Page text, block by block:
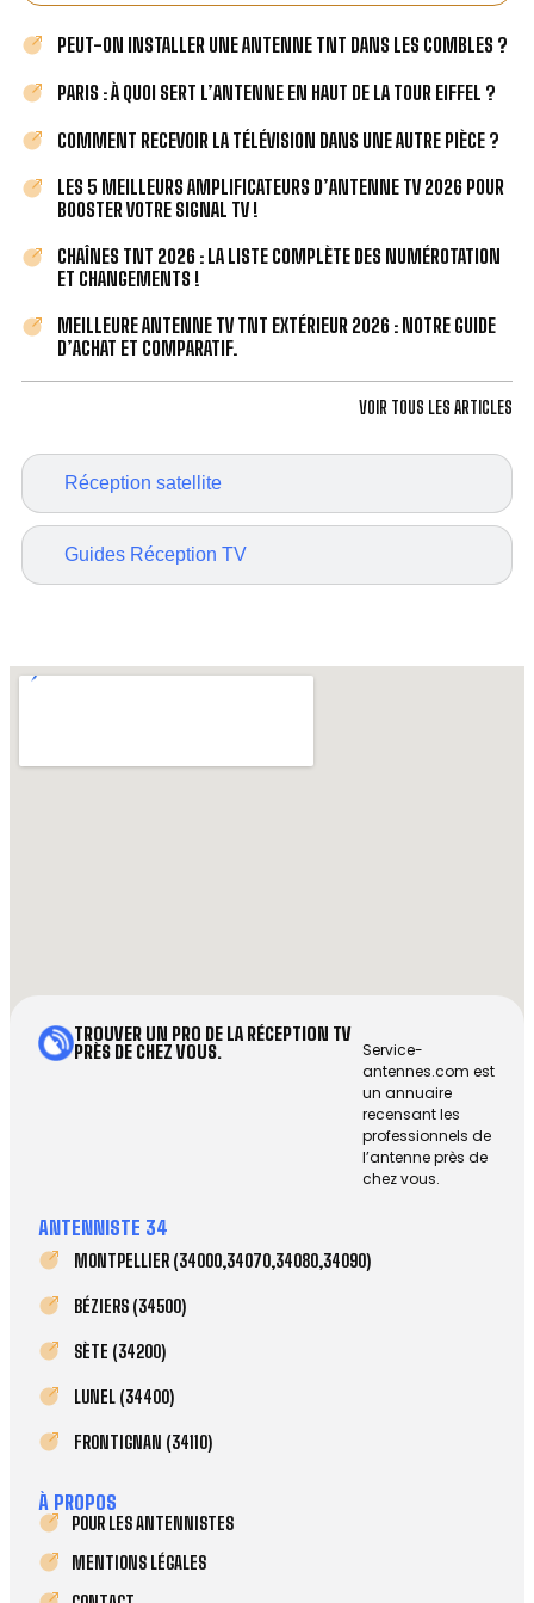
Réception satellite
Guides Réception TV
PEUT-ON INSTALLER UNE ANTENNE TNT DANS LES COMBLES ?
PARIS : À QUOI SERT L’ANTENNE EN HAUT DE LA TOUR EIFFEL ?
COMMENT RECEVOIR LA TÉLÉVISION DANS UNE AUTRE PIÈCE ?
LES 5 MEILLEURS AMPLIFICATEURS D’ANTENNE TV 2026 POUR
BOOSTER VOTRE SIGNAL TV !
CHAÎNES TNT 2026 : LA LISTE COMPLÈTE DES NUMÉROTATION
ET CHANGEMENTS !
MEILLEURE ANTENNE TV TNT EXTÉRIEUR 2026 : NOTRE GUIDE
D’ACHAT ET COMPARATIF.
VOIR TOUS LES ARTICLES
TROUVER UN PRO DE LA RÉCEPTION TV
PRÈS DE CHEZ VOUS.
Service-
antennes.com est
un annuaire
recensant les
professionnels de
l’antenne près de
chez vous.
ANTENNISTE 34
MONTPELLIER (34000,34070,34080,34090)
BÉZIERS (34500)
SÈTE (34200)
LUNEL (34400)
FRONTIGNAN (34110)
À PROPOS
POUR LES ANTENNISTES
MENTIONS LÉGALES